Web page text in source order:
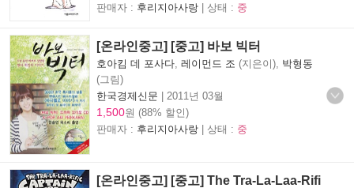
판매자 : 후리지아사랑 | 상태 : 중
[온라인중고] [중고] 바보 빅터
호아킴 데 포사다 레이먼드 조 (지은이), 박형동
(그림)
한국경제신문 | 2011년 03월
1,500원 (88% 할인)
판매자 : 후리지아사랑 | 상태 : 중
[온라인중고] [중고] The Tra-La-Laa-Rifi